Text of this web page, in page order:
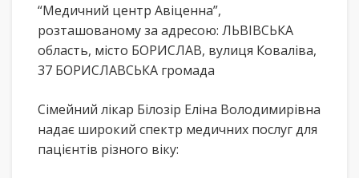
“Медичний центр Авіценна”,
розташованому за адресою: ЛЬВІВСЬКА
область, місто БОРИСЛАВ, вулиця Коваліва,
37 БОРИСЛАВСЬКА громада
Сімейний лікар Білозір Еліна Володимирівна
надає широкий спектр медичних послуг для
пацієнтів різного віку: